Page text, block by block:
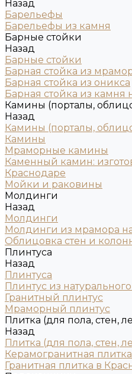
Назад
Барельефы
Барельефы из камня
Барные стойки
Назад
Барные стойки
Барная стойка из
Барная стойка из оникса
Барная стойка из камня
Камины (порталы,
Назад
Камины (порталы,
Камины
Мраморные камины
Каменный камин:
Краснодаре
Мойки и раковины
Молдинги
Назад
Молдинги
Молдинги из мрамора на
Облицовка стен и
Плинтуса
Назад
Плинтуса
Плинтус из
Гранитный плинтус
Мраморный плинтус
Плитка (для пола, стен,
Назад
Плитка (для пола, стен,
Керамогранитная
Гранитная плитка в